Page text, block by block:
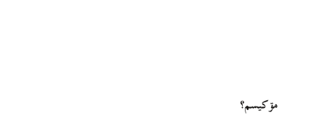
مۊ کيسم؟